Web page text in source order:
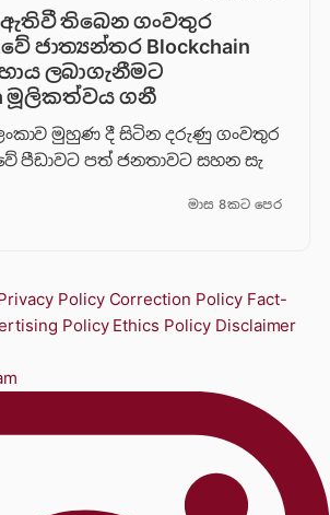
ඇතිවී තිබෙන ගංවතුර
ජාත්‍යන්තර Blockchain
ලබාගැනීමට
මූලිකත්වය ග​නී
මුහුණ දී සිටින දරුණු ගංවතුර
පීඩාවට පත් ජනතාවට සහන සැ
මාස 8කට පෙර
Policy Correction Policy Fact-
Policy Ethics Policy Disclaimer